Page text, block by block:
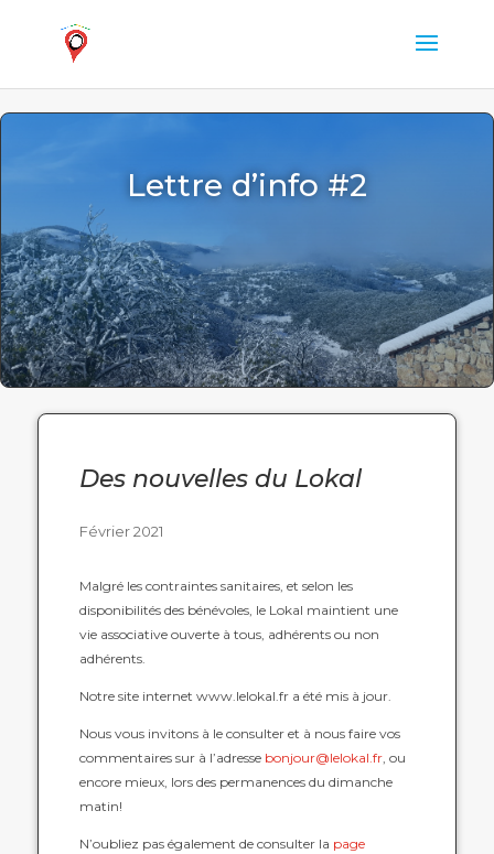
Lettre d’info #2
Des nouvelles du Lokal
Février 2021
Malgré les contraintes sanitaires, et selon les
disponibilités des bénévoles, le Lokal maintient une
vie associative ouverte à tous, adhérents ou non
adhérents.
Notre site internet www.lelokal.fr a été mis à jour.
Nous vous invitons à le consulter et à nous faire vos
commentaires sur à l’adresse bonjour@lelokal.fr, ou
encore mieux, lors des permanences du dimanche
matin!
N’oubliez pas également de consulter la page